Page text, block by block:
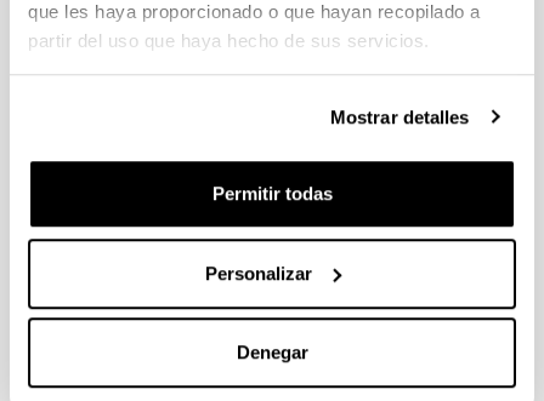
que les haya proporcionado o que hayan recopilado a
partir del uso que haya hecho de sus servicios.
Mostrar detalles
Permitir todas
Personalizar
Denegar
Donostia-San Sebastián es una pequeña ciudad (de
aproximadamente 190.000 habitantes) situada a 20 km
entorno, una bahía natural con forma de concha,
rodeada de colinas y montañas. Se convirtió en un
década de 1920 y hoy es un popular destino para
TURISMO EN DONOSTIA-SAN SEBASTIÁN